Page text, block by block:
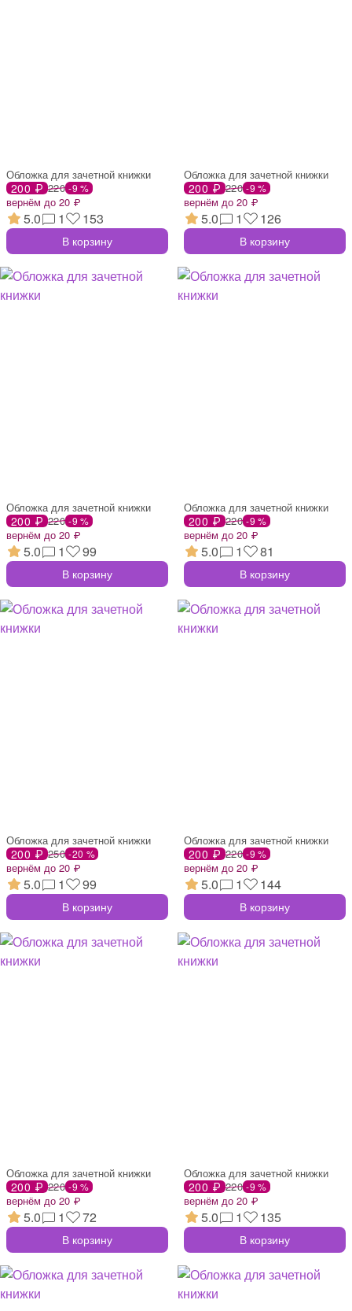
Обложка для зачетной книжки
200 ₽ 220 -9 %
вернём до 20 ₽
5.0 1 153
В корзину
Обложка для зачетной книжки
200 ₽ 220 -9 %
вернём до 20 ₽
5.0 1 126
В корзину
Обложка для зачетной книжки
200 ₽ 220 -9 %
вернём до 20 ₽
5.0 1 99
В корзину
Обложка для зачетной книжки
200 ₽ 220 -9 %
вернём до 20 ₽
5.0 1 81
В корзину
Обложка для зачетной книжки
200 ₽ 250 -20 %
вернём до 20 ₽
5.0 1 99
В корзину
Обложка для зачетной книжки
200 ₽ 220 -9 %
вернём до 20 ₽
5.0 1 144
В корзину
Обложка для зачетной книжки
200 ₽ 220 -9 %
вернём до 20 ₽
5.0 1 72
В корзину
Обложка для зачетной книжки
200 ₽ 220 -9 %
вернём до 20 ₽
5.0 1 135
В корзину